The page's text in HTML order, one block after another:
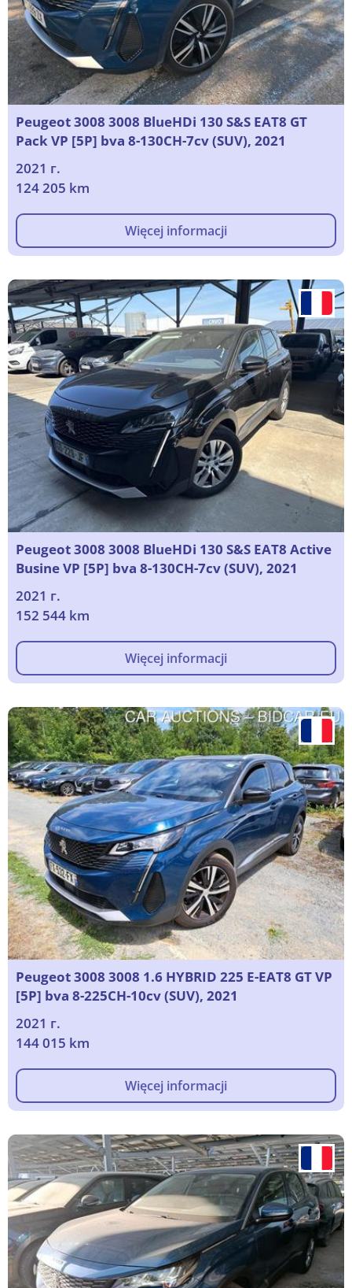
Peugeot 3008 3008 BlueHDi 130 S&S EAT8 GT
Pack VP [5P] bva 8-130CH-7cv (SUV), 2021
2021 г.
124 205 km
Więcej informacji
Peugeot 3008 3008 BlueHDi 130 S&S EAT8 Active
Busine VP [5P] bva 8-130CH-7cv (SUV), 2021
2021 г.
152 544 km
Więcej informacji
Peugeot 3008 3008 1.6 HYBRID 225 E-EAT8 GT VP
[5P] bva 8-225CH-10cv (SUV), 2021
2021 г.
144 015 km
Więcej informacji